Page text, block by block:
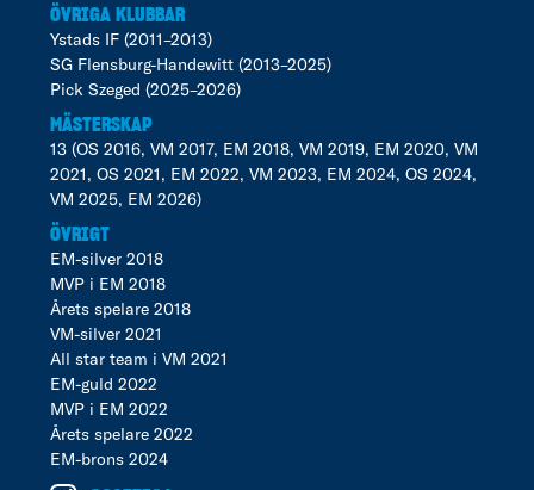
ÖVRIGA KLUBBAR
Ystads IF (2011–2013)
SG Flensburg-Handewitt (2013–2025)
Pick Szeged (2025–2026)
MÄSTERSKAP
13 (OS 2016, VM 2017, EM 2018, VM 2019, EM 2020, VM
2021, OS 2021, EM 2022, VM 2023, EM 2024, OS 2024,
VM 2025, EM 2026)
ÖVRIGT
EM-silver 2018
MVP i EM 2018
Årets spelare 2018
VM-silver 2021
All star team i VM 2021
EM-guld 2022
MVP i EM 2022
Årets spelare 2022
EM-brons 2024